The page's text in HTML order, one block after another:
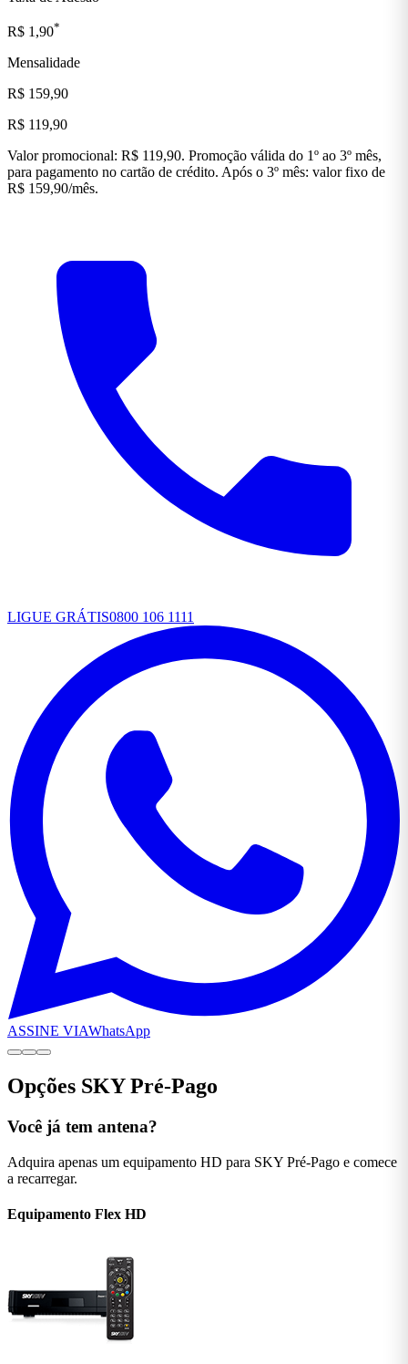
R$ 1,90*
Mensalidade
R$ 159,90
R$ 119,90
Valor promocional: R$ 119,90. Promoção válida do 1º ao 3º mês,
para pagamento no cartão de crédito. Após o 3º mês: valor fixo de
R$ 159,90/mês.
LIGUE GRÁTIS0800 106 1111
ASSINE VIAWhatsApp
Opções SKY Pré-Pago
Você já tem antena?
Adquira apenas um equipamento HD para SKY Pré-Pago e comece
a recarregar.
Equipamento Flex HD